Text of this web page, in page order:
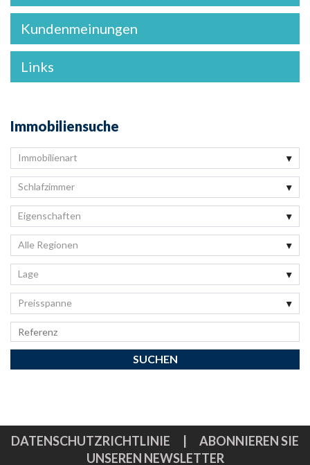
Kundenmeinungen
Links
Immobiliensuche
Immobilienart
Schlafzimmer
Eigenschaften
Alle Regionen
Lage
Preisspanne
DATENSCHUTZRICHTLINIE
ABONNIEREN SIE
UNSEREN NEWSLETTER